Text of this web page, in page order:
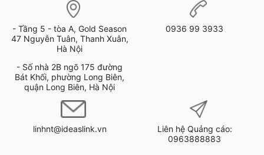
- Tầng 5 - tòa A, Gold Season
47 Nguyễn Tuân, Thanh Xuân,
Hà Nội
- Số nhà 2B ngõ 175 đường
Bát Khối, phường Long Biên,
quận Long Biên, Hà Nội
0936 99 3933
linhnt@ideaslink.vn
Liên hệ Quảng cáo:
0963888883